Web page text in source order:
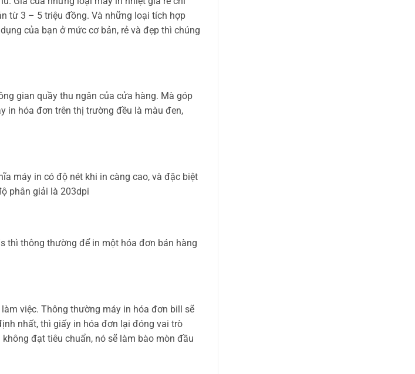
từ 3 – 5 triệu đồng. Và những loại tích hợp
của bạn ở mức cơ bản, rẻ và đẹp thì chúng
gian quầy thu ngân của cửa hàng. Mà góp
in hóa đơn trên thị trường đều là màu đen,
máy in có độ nét khi in càng cao, và đặc biệt
phân giải là 203dpi
thì thông thường để in một hóa đơn bán hàng
việc. Thông thường máy in hóa đơn bill sẽ
nhất, thì giấy in hóa đơn lại đóng vai trò
đạt tiêu chuẩn, nó sẽ làm bào mòn đầu